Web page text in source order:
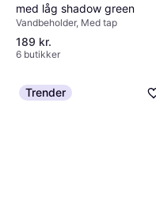
med låg shadow green
Vandbeholder, Med tap
189 kr.
6 butikker
Trender